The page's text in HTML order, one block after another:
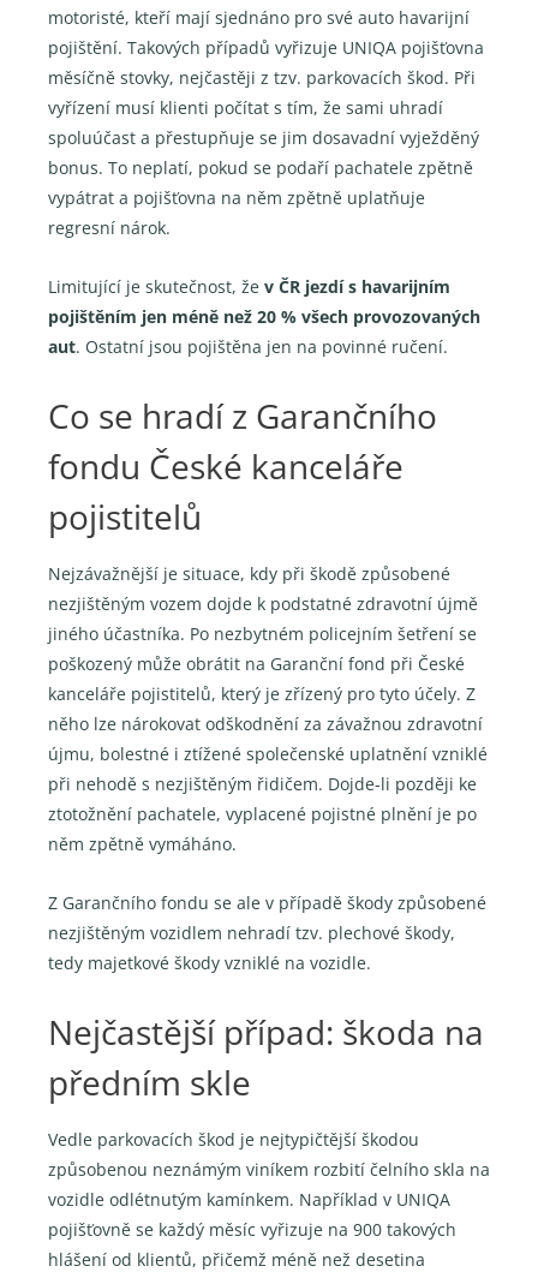
motoristé, kteří mají sjednáno pro své auto havarijní
pojištění. Takových případů vyřizuje UNIQA pojišťovna
měsíčně stovky, nejčastěji z tzv. parkovacích škod. Při
vyřízení musí klienti počítat s tím, že sami uhradí
spoluúčast a přestupňuje se jim dosavadní vyježděný
bonus. To neplatí, pokud se podaří pachatele zpětně
vypátrat a pojišťovna na něm zpětně uplatňuje
regresní nárok.
Limitující je skutečnost, že v ČR jezdí s havarijním
pojištěním jen méně než 20 % všech provozovaných
aut. Ostatní jsou pojištěna jen na povinné ručení.
Co se hradí z Garančního
fondu České kanceláře
pojistitelů
Nejzávažnější je situace, kdy při škodě způsobené
nezjištěným vozem dojde k podstatné zdravotní újmě
jiného účastníka. Po nezbytném policejním šetření se
poškozený může obrátit na Garanční fond při České
kanceláře pojistitelů, který je zřízený pro tyto účely. Z
něho lze nárokovat odškodnění za závažnou zdravotní
újmu, bolestné i ztížené společenské uplatnění vzniklé
při nehodě s nezjištěným řidičem. Dojde-li později ke
ztotožnění pachatele, vyplacené pojistné plnění je po
něm zpětně vymáháno.
Z Garančního fondu se ale v případě škody způsobené
nezjištěným vozidlem nehradí tzv. plechové škody,
tedy majetkové škody vzniklé na vozidle.
Nejčastější případ: škoda na
předním skle
Vedle parkovacích škod je nejtypičtější škodou
způsobenou neznámým viníkem rozbití čelního skla na
vozidle odlétnutým kamínkem. Například v UNIQA
pojišťovně se každý měsíc vyřizuje na 900 takových
hlášení od klientů, přičemž méně než desetina